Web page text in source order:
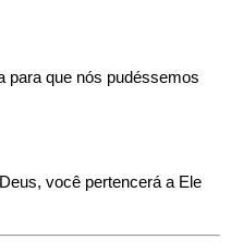
para que nós pudéssemos
você pertencerá a Ele